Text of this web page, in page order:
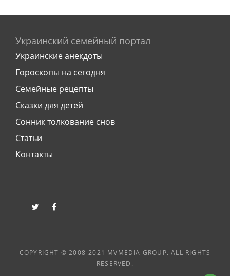
Украинский семейный портал
Украинские анекдоты
Гороскопы на сегодня
Семейные рецепты
Сказки для детей
Сонник толкование снов
Статьи
Контакты
twitter
COPYRIGHT © 2008-2021 MVMEDIA GROUP. ALL RIGHTS
RESERVED.